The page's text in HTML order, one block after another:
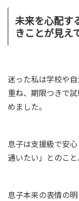
未来を心配す
きことが見え
迷った私は学校や
重ね、期限つきで
めました。
息子は支援級で安
通いたい」とのこと
息子本来の表情の